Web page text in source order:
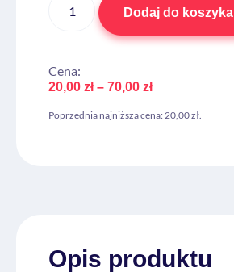
Dodaj do koszyka
Cena:
20,00 zł – 70,00 zł
Poprzednia najniższa cena: 20,00zł
Opis produktu